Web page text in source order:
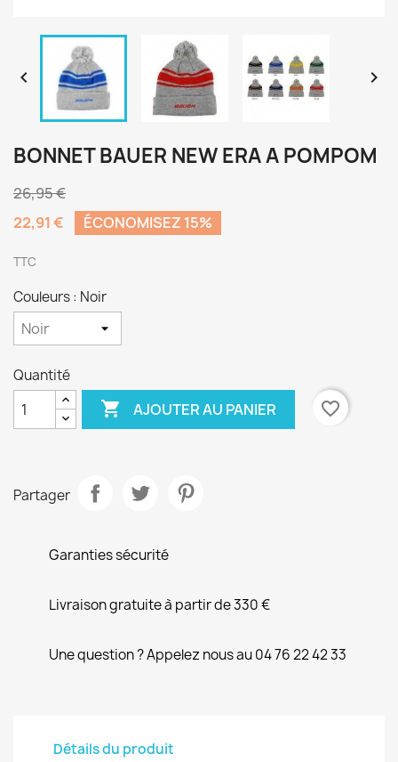
 
BONNET BAUER NEW ERA A POMPOM
26,95 €
22,91 €
ÉCONOMISEZ 15%
TTC
Couleurs : Noir
Quantité
 AJOUTER AU PANIER favorite_border
Partager
Garanties sécurité
Livraison gratuite à partir de 330 €
Une question ? Appelez nous au 04 76 22 42 33
Détails du produit